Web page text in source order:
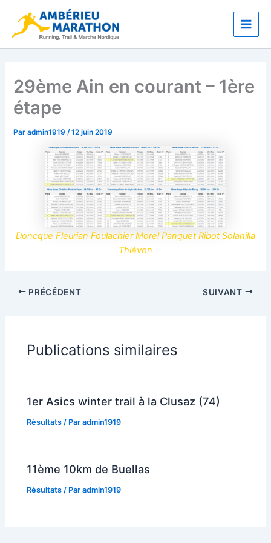
contenu
Main
29ème Ain en courant – 1ère
étape
Paradmin1919/12 juin 2019
Doncque Fleurian Foulachier Morel Panquet Ribot Solanilla
Thiévon
PRÉCÉDENT SUIVANT
Publications similaires
1er Asics winter trail à la Clusaz (74)
Résultats / Paradmin1919
11ème 10km de Buellas
Résultats / Paradmin1919